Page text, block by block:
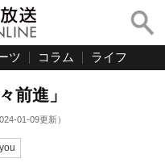
ツ コラム ライフ
前進」
01-09更新）